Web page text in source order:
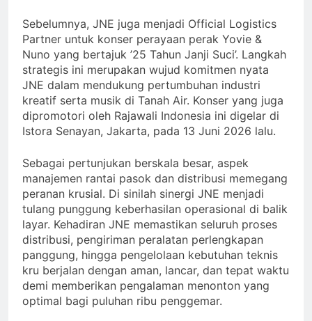
Sebelumnya, JNE juga menjadi Official Logistics
Partner untuk konser perayaan perak Yovie &
Nuno yang bertajuk ’25 Tahun Janji Suci’. Langkah
strategis ini merupakan wujud komitmen nyata
JNE dalam mendukung pertumbuhan industri
kreatif serta musik di Tanah Air. Konser yang juga
dipromotori oleh Rajawali Indonesia ini digelar di
Istora Senayan, Jakarta, pada 13 Juni 2026 lalu.
Sebagai pertunjukan berskala besar, aspek
manajemen rantai pasok dan distribusi memegang
peranan krusial. Di sinilah sinergi JNE menjadi
tulang punggung keberhasilan operasional di balik
layar. Kehadiran JNE memastikan seluruh proses
distribusi, pengiriman peralatan perlengkapan
panggung, hingga pengelolaan kebutuhan teknis
kru berjalan dengan aman, lancar, dan tepat waktu
demi memberikan pengalaman menonton yang
optimal bagi puluhan ribu penggemar.